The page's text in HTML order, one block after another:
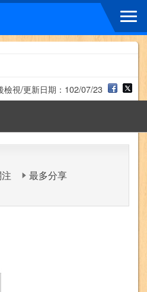
檢視/更新日期：102/07/23
最多分享